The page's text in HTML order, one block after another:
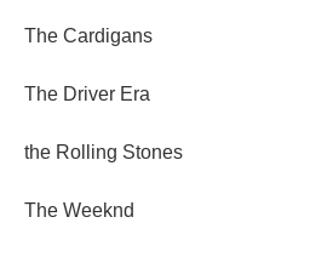
The Cardigans
The Driver Era
the Rolling Stones
The Weeknd